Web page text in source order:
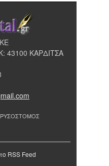
43100 ΚΑΡΔΙΤΣΑ
RSS Feed